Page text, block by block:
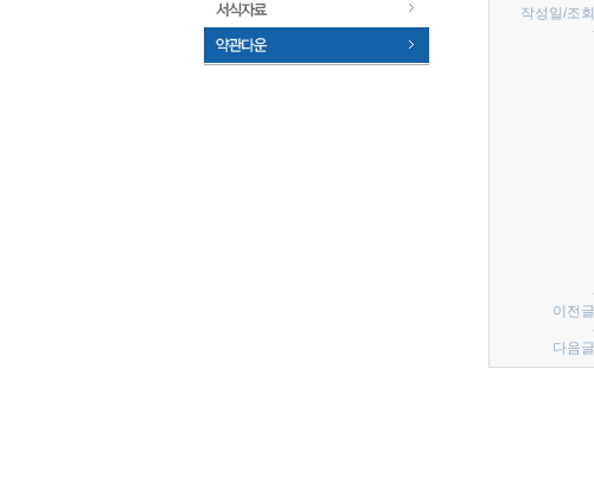
작성일/조
이전
다음